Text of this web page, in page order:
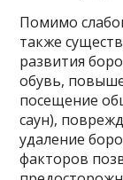
Помимо
также
развития
обувь,
посещение
саун),
удаление
факторов